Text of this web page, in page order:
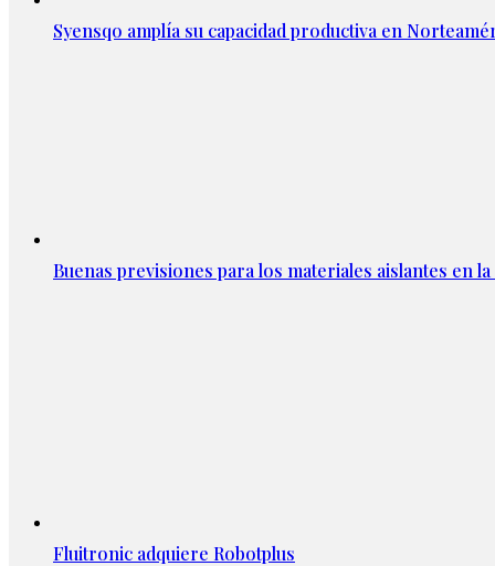
Syensqo amplía su capacidad productiva en
Buenas previsiones para los materiales aislantes en
Fluitronic adquiere Robotplus